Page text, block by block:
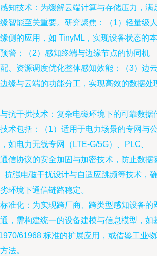
知技术：为缓解云端计算与存储压力，满
智能至关重要。研究聚焦：（1）轻量级
侧的应用，如 TinyML，实现设备状态的本
警；（2）感知终端与边缘节点的协同机
、资源调度优化整体感知效能；（3）边
缘与云端的功能分工，实现高效的数据处
抗干扰技术：复杂电磁环境下的可靠数据
术包括：（1）适用于电力场景的专网与
如电力无线专网（LTE-G/5G）、PLC、
信协议的安全加固与加密技术，防止数据
抗强电磁干扰设计与自适应跳频等技术，
环境下通信链路稳定。
准化：为实现跨厂商、跨类型感知设备的
，需构建统一的设备建模与信息模型，如
61968 标准的扩展应用，或借鉴工业
法。